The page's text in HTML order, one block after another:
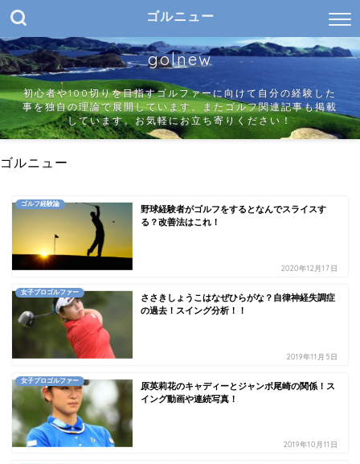
ゴルニュー
golnew
初心者や100切りを目指すゴルファーに向けて自分の経験した
事を独自の理論で展開しています。またゴルフ関連記事も掲載
しています。お気軽にお立ち寄りください！
ゴルニュー
ゴルフ経験論
野球経験者がゴルフをするとなんでスライスす
る？改善法はこれ！
2020年12月17日
女子プロゴルファー
ささきしょうこはなぜひらがな？自律神経失調症
の過去！スイング分析！！
2019年11月5日
女子プロゴルファー
原英莉花のキャディーとジャンボ尾崎の関係！ス
イング動画や連続写真！
2019年10月11日